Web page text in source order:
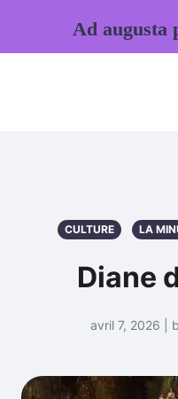
CULTURE LA
Diane
avril 7, 2026 |
Ad augusta